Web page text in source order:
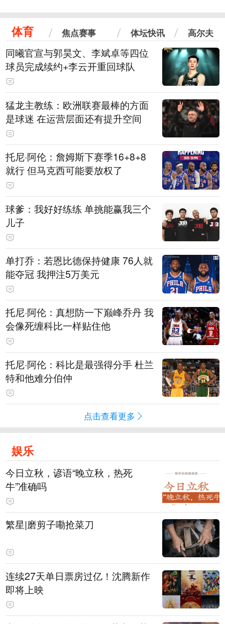
体育 焦点赛事 体坛快讯 高尔夫
同曦官宣与郭昊文、李斌卓等四位
球员完成续约+李云开重回球队
猛龙主教练：欧洲联赛最棒的方面
是球迷 在运营层面还有提升空间
托尼·阿伦：詹姆斯下赛季16+8+8
就行 但马克西可能要放权了
球爹：我好好练练 单挑能赢我三个
儿子
单打乔：若恩比德保持健康 76人就
能夺冠 我押注5万美元
托尼·阿伦：真想防一下巅峰乔丹 我
会像死缠科比一样贴住他
托尼·阿伦：科比是最强得分手 杜兰
特和他难分伯仲
点击查看更多
娱乐
今日立秋，谚语“晚立秋，热死
牛”准确吗
繁星|磨剪子嘞抢菜刀
连续27天单日票房过亿！沈腾新作
即将上映